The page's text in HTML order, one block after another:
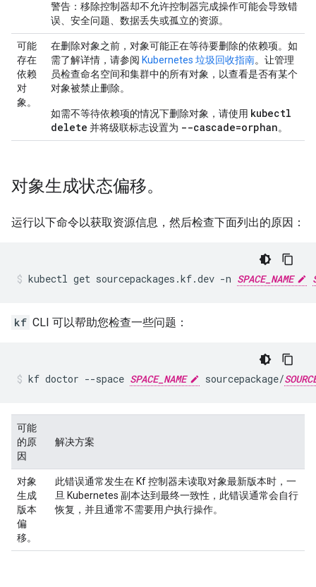
警告：移除控制器却不允许控制器完成操作可能会导致错
误、安全问题、数据丢失或孤立的资源。
可能
存在
依赖
对
象。
在删除对象之前，对象可能正在等待要删除的依赖项。如
需了解详情，请参阅 Kubernetes 垃圾回收指南。让管理
员检查命名空间和集群中的所有对象，以查看是否有某个
对象被禁止删除。
如需不等待依赖项的情况下删除对象，请使用 kubectl
delete 并将级联标志设置为 --cascade=orphan。
对象生成状态偏移。
运行以下命令以获取资源信息，然后检查下面列出的原因：
kubectl get sourcepackages.kf.dev -n SPACE_NAME
kf CLI 可以帮助您检查一些问题：
kf doctor --space SPACE_NAME sourcepackage/
可能
的原
因
解决方案
对象
生成
版本
偏
移。
此错误通常发生在 Kf 控制器未读取对象最新版本时，一
旦 Kubernetes 副本达到最终一致性，此错误通常会自行
恢复，并且通常不需要用户执行操作。